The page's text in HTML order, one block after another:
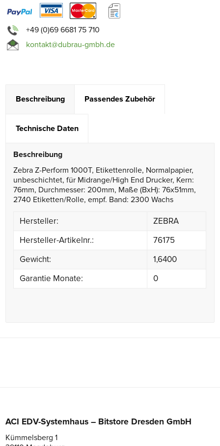
+49 (0)69 6681 75 710
kontakt@dubrau-gmbh.de
Beschreibung Passendes Zubehör
Technische Daten
Beschreibung
Zebra Z-Perform 1000T, Etikettenrolle, Normalpapier,
unbeschichtet, für Midrange/High End Drucker, Kern:
76mm, Durchmesser: 200mm, Maße (BxH): 76x51mm,
2740 Etiketten/Rolle, empf. Band: 2300 Wachs
Hersteller:
ZEBRA
Hersteller-Artikelnr.:
76175
Gewicht:
1,6400
Garantie Monate:
0
ACI EDV-Systemhaus – Bitstore Dresden GmbH
Kümmelsberg 1